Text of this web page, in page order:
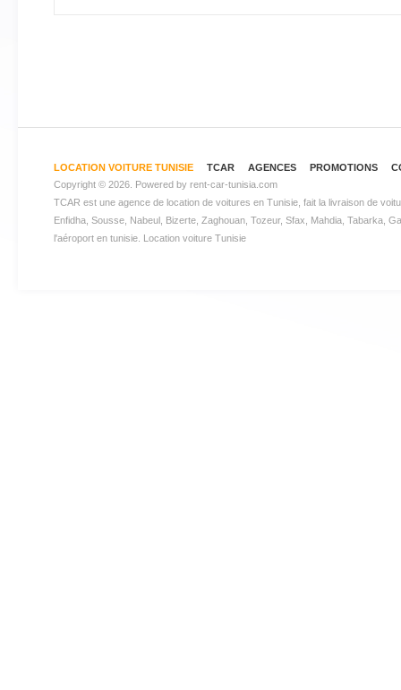
LOCATION VOITURE TUNISIE TCAR AGENCES PROMOTIONS
Copyright © 2026. Powered by rent-car-tunisia.com
TCAR est une agence de location de voitures en Tunisie , fait la livraison de
Enfidha, Sousse, Nabeul, Bizerte, Zaghouan, Tozeur, Sfax, Mahdia, Tabarka,
l'aéroport en tunisie. Location voiture Tunisie